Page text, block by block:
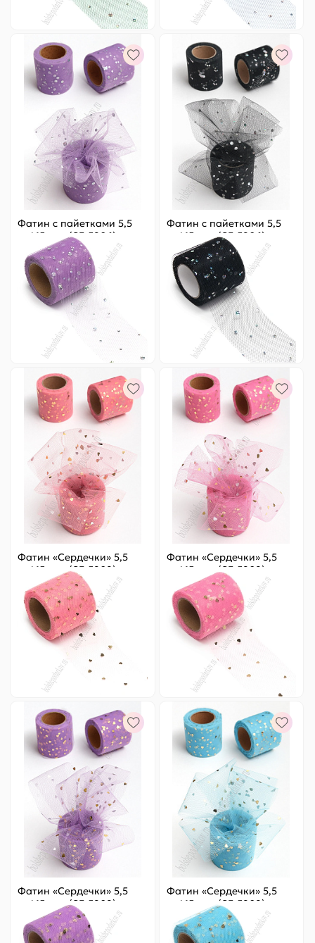
+ +
Фатин с пайетками 5,5
см*15 ярд (SF-5806)
фиолетовый №32
Цена заярд:
Артикул: 803-448
Оптовая
+
Фатин с пайетками 5,5
см*15 ярд (SF-5806)
черный №12
Цена за ярд
Артикул:
803-449
Оптовая
+
Фатин «Сердечки» 5,5
см*15 ярд (SF-5808)
коралловый/золото №43
Цена заярд:
Артикул: 803-465
Оптовая
+
Фатин «Сердечки» 5,5
см*15 ярд (SF-5808) ярко-
розовый/золото №11
Цена заярд:
Артикул: 803-472
+
Фатин «Сердечки» 5,5
см*15 ярд (SF-5808)
фиолетовый/золото №32
Цена заярд:
Фатин «Сердечки» 5,5
см*15 ярд (SF-5808)
голубой/золото №27
Цена заярд: